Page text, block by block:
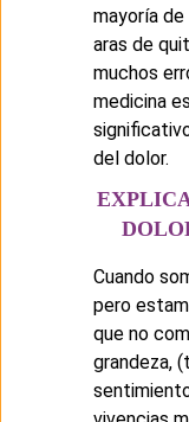
mayoría
aras de
muchos
medicina
del dolor.
Cuando
pero
que no
grandeza,